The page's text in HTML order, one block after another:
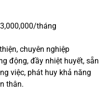
tháng
chuyên nghiệp
động, đầy nhiệt huyết, sẵn
việc, phát huy khả năng
thân.